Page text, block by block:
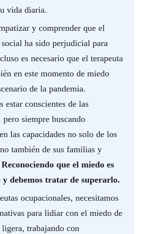
vida diaria.
y comprender que el
ha sido perjudicial para
es necesario que el terapeuta
en este momento de miedo
de la pandemia.
estar conscientes de las
pero siempre buscando
las capacidades no solo de los
también de sus familias y
Reconociendo que el miedo es
debemos tratar de superarlo.
ocupacionales, necesitamos
para lidiar con el miedo de
ligera, trabajando con